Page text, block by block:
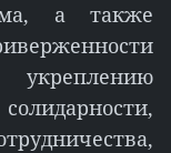
а также